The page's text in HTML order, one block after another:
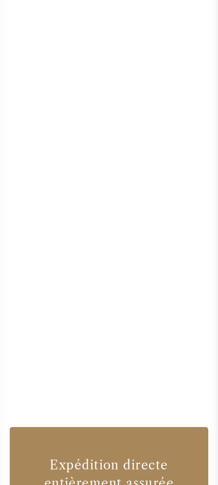
Expédition directe